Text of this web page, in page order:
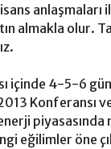
anlaşmaları
almakla olur.
içinde 4-5-6
Konferansı
eğilimler öne